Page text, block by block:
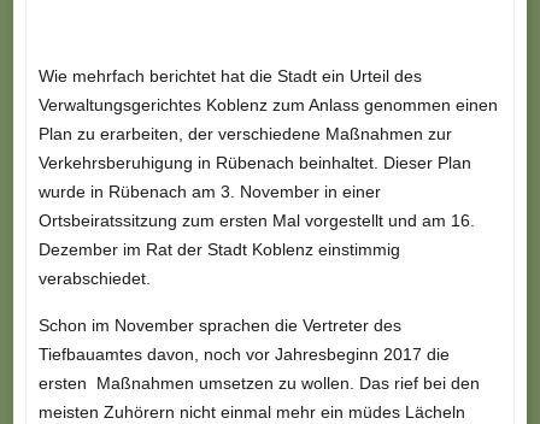
Wie mehrfach berichtet hat die Stadt ein Urteil des
Verwaltungsgerichtes Koblenz zum Anlass genommen einen
Plan zu erarbeiten, der verschiedene Maßnahmen zur
Verkehrsberuhigung in Rübenach beinhaltet. Dieser Plan
wurde in Rübenach am 3. November in einer
Ortsbeiratssitzung zum ersten Mal vorgestellt und am 16.
Dezember im Rat der Stadt Koblenz einstimmig
verabschiedet.
Schon im November sprachen die Vertreter des
Tiefbauamtes davon, noch vor Jahresbeginn 2017 die
ersten Maßnahmen umsetzen zu wollen. Das rief bei den
meisten Zuhörern nicht einmal mehr ein müdes Lächeln